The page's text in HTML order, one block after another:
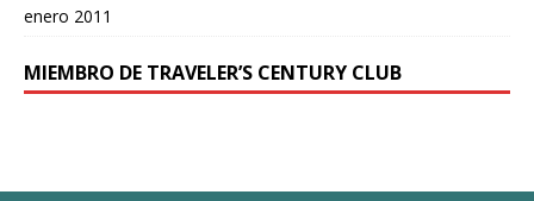
enero 2011
MIEMBRO DE TRAVELER’S CENTURY CLUB